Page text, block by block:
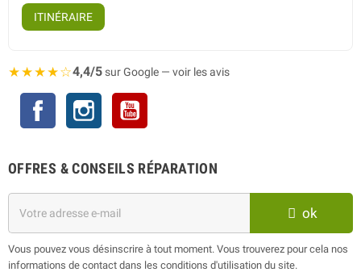
ITINÉRAIRE
★★★★☆4,4/5sur Google — voir les avis
Facebook Instagram
OFFRES & CONSEILS RÉPARATION
ok
Vous pouvez vous désinscrire à tout moment. Vous trouverez pour cela nos
informations de contact dans les conditions d'utilisation du site.